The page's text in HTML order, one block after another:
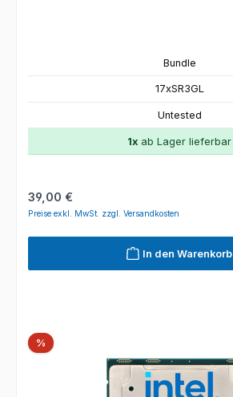
Bundle
17xSR3GL
Untested
1x ab Lager lieferbar
Regulärer Preis:
39,00 €
Preise exkl. MwSt. zzgl. Versandkosten
In den Warenkorb
%Rabatt